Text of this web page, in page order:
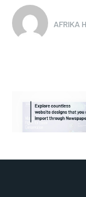
AFRIKA